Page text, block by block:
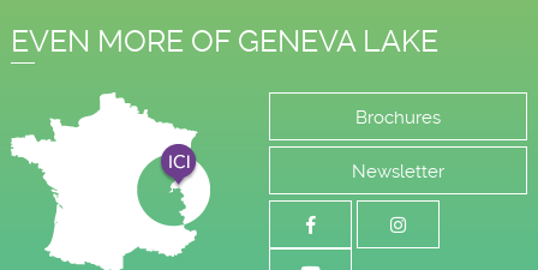
EVEN MORE OF GENEVA LAKE
Brochures
Newsletter